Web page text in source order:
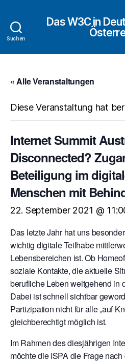
Suchen
Das W3C in
« Alle Veranstaltungen
Diese Veranstaltung hat
Internet Summit
Disconnected?
Beteiligung im
Menschen mit
22. September 2021 @
Das letzte Jahr hat uns
wichtig digitale Teilhabe
Lebensbereichen ist. Ob
soziale Kontakte, die aktuelle
berufliche Leben weitgehend in
Dabei ist schnell sichtbar
Partizipation nicht für alle „auf
gleichberechtigt möglich ist.
Im Rahmen des diesjährigen
möchte die ISPA die Frage